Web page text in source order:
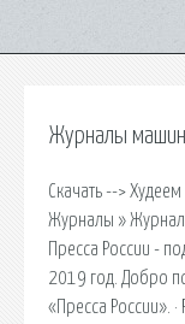
Журналы
Скачать -->
Журналы »
Пресса России -
2019 год. Добро
«Пресса России».